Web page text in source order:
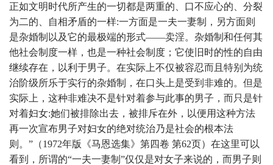
正如文明时代所产生的一切都是两重的、口不应心的、分裂
为二的、自相矛盾的一样:一方面是一夫一妻制，另方面则
是杂婚制以及它的最极端的形式——卖淫。杂婚制和任何其
他社会制度一样，也是一种社会制度；它使旧时的性的自由
继续存在，以利于男子。在实际上不仅被容忍而且特别为统
治阶级所乐于实行的杂婚制，在口头上是受到非难的。但是
实际上，这种非难决不是针对着参与此事的男子，而只是针
对着妇女:她们被排除出去，被排斥在外，以便用这种方法
再一次宣布男子对妇女的绝对统治乃是社会的根本法
则。”（1972年版《马恩选集》第四卷 第62页）在这里可以
看到，所谓的“一夫一妻制”仅仅是对女子来说的，而男子则